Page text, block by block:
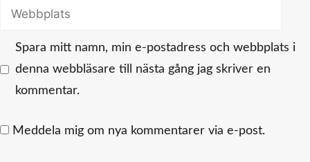
Webbplats
Spara mitt namn, min e-postadress och webbplats i
denna webbläsare till nästa gång jag skriver en
kommentar.
Meddela mig om nya kommentarer via e-post.